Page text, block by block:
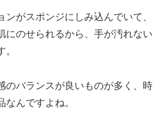
ンがスポンジにしみ込んでいて、
にのせられるから、手が汚れない
のバランスが良いものが多く、時
んですよね。